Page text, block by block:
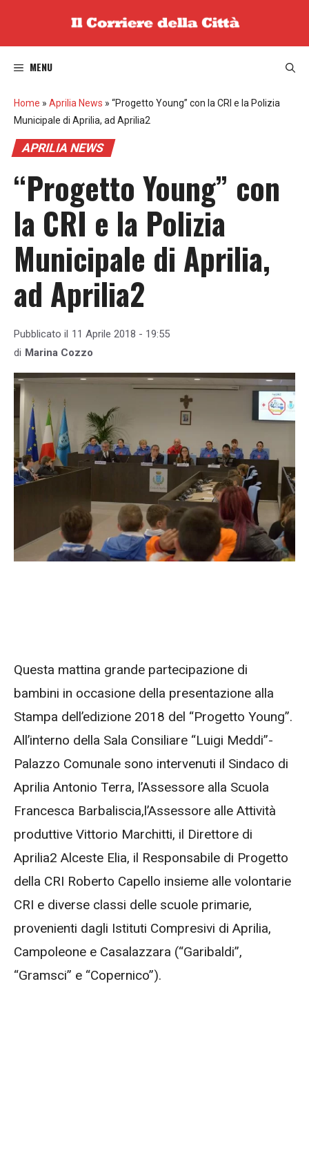
MENU
Home » Aprilia News » “Progetto Young” con la CRI e la Polizia
Municipale di Aprilia, ad Aprilia2
APRILIA NEWS
“Progetto Young” con
la CRI e la Polizia
Municipale di Aprilia,
ad Aprilia2
Pubblicato il 11 Aprile 2018 - 19:55
di Marina Cozzo
Questa mattina grande partecipazione di
bambini in occasione della presentazione alla
Stampa dell’edizione 2018 del “Progetto Young”.
All’interno della Sala Consiliare “Luigi Meddi”-
Palazzo Comunale sono intervenuti il Sindaco di
Aprilia Antonio Terra, l’Assessore alla Scuola
Francesca Barbaliscia,l’Assessore alle Attività
produttive Vittorio Marchitti, il Direttore di
Aprilia2 Alceste Elia, il Responsabile di Progetto
della CRI Roberto Capello insieme alle volontarie
CRI e diverse classi delle scuole primarie,
provenienti dagli Istituti Compresivi di Aprilia,
Campoleone e Casalazzara (“Garibaldi”,
“Gramsci” e “Copernico”).